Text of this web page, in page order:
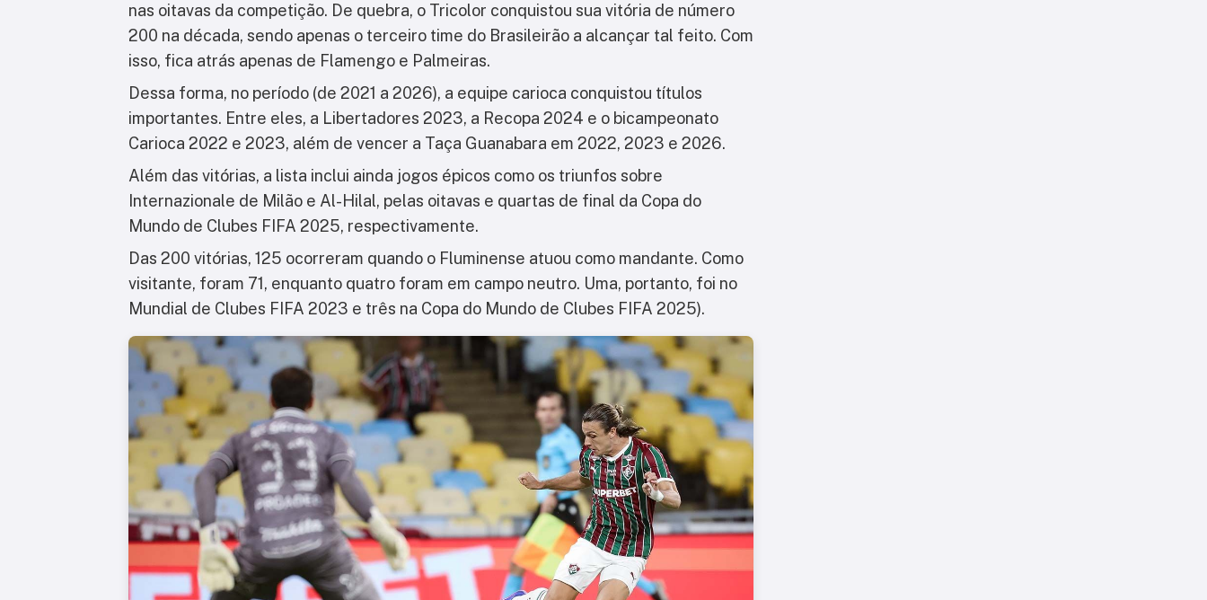
nas oitavas da competição. De quebra, o Tricolor conquistou sua vitória de número
200 na década, sendo apenas o terceiro time do Brasileirão a alcançar tal feito. Com
isso, fica atrás apenas de Flamengo e Palmeiras.
Dessa forma, no período (de 2021 a 2026), a equipe carioca conquistou títulos
importantes. Entre eles, a Libertadores 2023, a Recopa 2024 e o bicampeonato
Carioca 2022 e 2023, além de vencer a Taça Guanabara em 2022, 2023 e 2026.
Além das vitórias, a lista inclui ainda jogos épicos como os triunfos sobre
Internazionale de Milão e Al-Hilal, pelas oitavas e quartas de final da Copa do
Mundo de Clubes FIFA 2025, respectivamente.
Das 200 vitórias, 125 ocorreram quando o Fluminense atuou como mandante. Como
visitante, foram 71, enquanto quatro foram em campo neutro. Uma, portanto, foi no
Mundial de Clubes FIFA 2023 e três na Copa do Mundo de Clubes FIFA 2025).